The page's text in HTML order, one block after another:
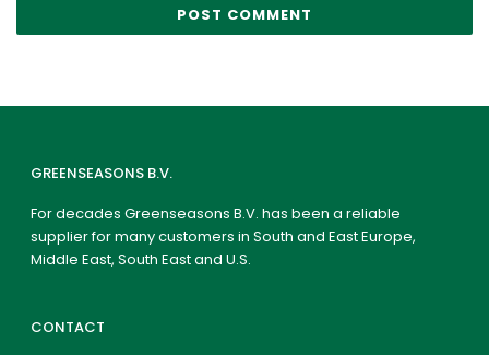
GREENSEASONS B.V.
For decades Greenseasons B.V. has been a reliable
supplier for many customers in South and East Europe,
Middle East, South East and U.S.
CONTACT